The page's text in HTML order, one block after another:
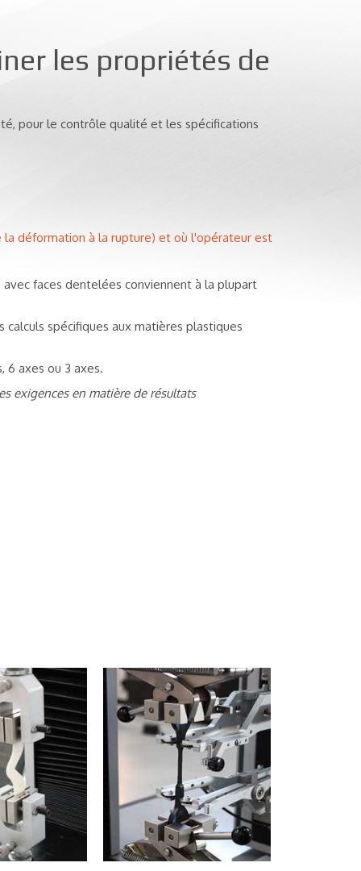
les propriétés de
pour le contrôle qualité et les spécifications
la déformation à la rupture) et où l'opérateur est
faces dentelées conviennent à la plupart
spécifiques aux matières plastiques
6 axes ou 3 axes.
exigences en matière de résultats